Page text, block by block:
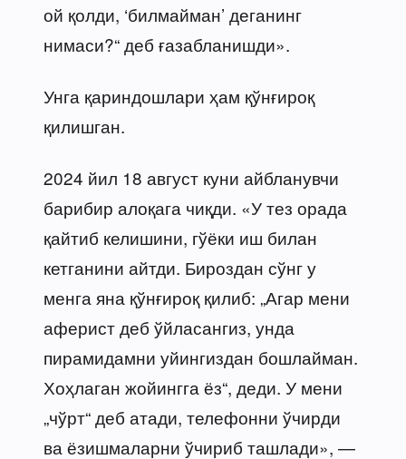
ой қолди, ‘билмайман’ деганинг
нимаси?“ деб ғазабланишди».
Унга қариндошлари ҳам қўнғироқ
қилишган.
2024 йил 18 август куни айбланувчи
барибир алоқага чиқди. «У тез орада
қайтиб келишини, гўёки иш билан
кетганини айтди. Бироздан сўнг у
менга яна қўнғироқ қилиб: „Агар мени
аферист деб ўйласангиз, унда
пирамидамни уйингиздан бошлайман.
Хоҳлаган жойингга ёз“, деди. У мени
„чўрт“ деб атади, телефонни ўчирди
ва ёзишмаларни ўчириб ташлади», —